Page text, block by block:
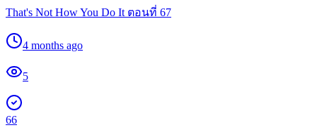
That's Not How You Do It ตอนที่ 67
4 months ago
5
66